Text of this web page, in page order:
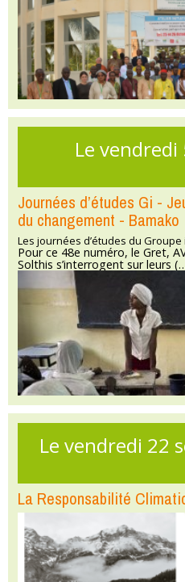
Le
Journées d’études Gi -
du changement - Bamako
Les journées d’études du Groupe
Pour ce 48e numéro, le Gret,
Solthis s’interrogent sur leurs
Le vendredi 22
La Responsabilité